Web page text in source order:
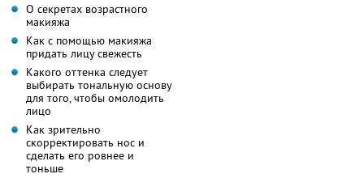
О секретах возрастного
макияжа
Как с помощью макияжа
придать лицу свежесть
Какого оттенка следует
выбирать тональную основу
для того, чтобы омолодить
лицо
Как зрительно
скорректировать нос и
сделать его ровнее и
тоньше